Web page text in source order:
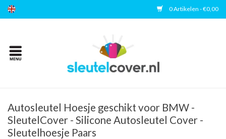
0 Artikelen - €0,00
Home
Accessoires
Veelgestelde vragen
Autosleutel Hoesje geschikt voor BMW -
SleutelCover - Silicone Autosleutel Cover -
Sleutelhoesje Paars